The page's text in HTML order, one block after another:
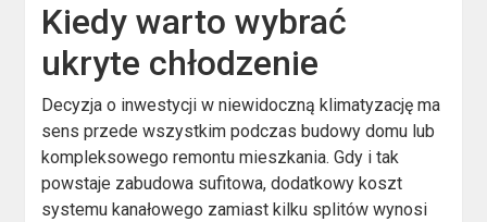
Kiedy warto wybrać
ukryte chłodzenie
Decyzja o inwestycji w niewidoczną klimatyzację ma
sens przede wszystkim podczas budowy domu lub
kompleksowego remontu mieszkania. Gdy i tak
powstaje zabudowa sufitowa, dodatkowy koszt
systemu kanałowego zamiast kilku splitów wynosi